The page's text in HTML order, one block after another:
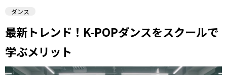
ダンス
最新トレンド！K-POPダンスをスクールで
学ぶメリット